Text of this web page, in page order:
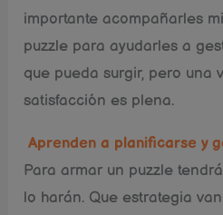
importante acompañarles
puzzle para ayudarles a
que pueda surgir, pero una
satisfacción es plena.
Aprenden a planificarse y
Para armar un puzzle
lo harán. Que estrategia